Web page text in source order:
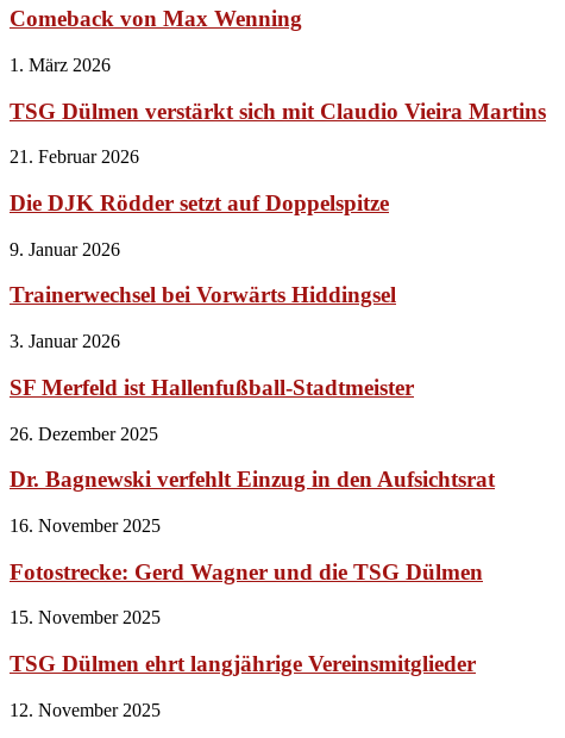
Comeback von Max Wenning
1. März 2026
TSG Dülmen verstärkt sich mit Claudio Vieira Martins
21. Februar 2026
Die DJK Rödder setzt auf Doppelspitze
9. Januar 2026
Trainerwechsel bei Vorwärts Hiddingsel
3. Januar 2026
SF Merfeld ist Hallenfußball-Stadtmeister
26. Dezember 2025
Dr. Bagnewski verfehlt Einzug in den Aufsichtsrat
16. November 2025
Fotostrecke: Gerd Wagner und die TSG Dülmen
15. November 2025
TSG Dülmen ehrt langjährige Vereinsmitglieder
12. November 2025